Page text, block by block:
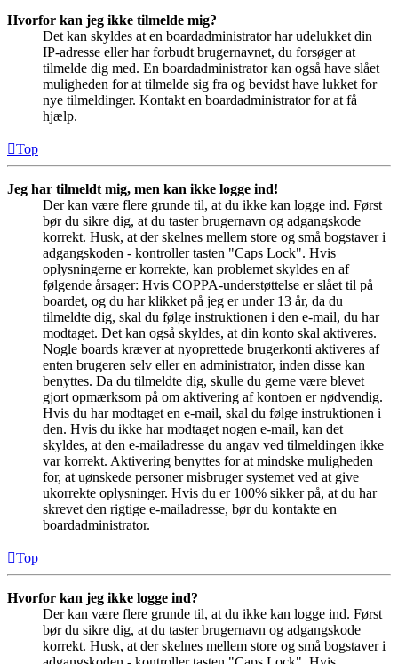
Hvorfor kan jeg ikke tilmelde mig?
Det kan skyldes at en boardadministrator har udelukket din
IP-adresse eller har forbudt brugernavnet, du forsøger at
tilmelde dig med. En boardadministrator kan også have slået
muligheden for at tilmelde sig fra og bevidst have lukket for
nye tilmeldinger. Kontakt en boardadministrator for at få
hjælp.
Top
Jeg har tilmeldt mig, men kan ikke logge ind!
Der kan være flere grunde til, at du ikke kan logge ind. Først
bør du sikre dig, at du taster brugernavn og adgangskode
korrekt. Husk, at der skelnes mellem store og små bogstaver i
adgangskoden - kontroller tasten "Caps Lock". Hvis
oplysningerne er korrekte, kan problemet skyldes en af
følgende årsager: Hvis COPPA-understøttelse er slået til på
boardet, og du har klikket på jeg er under 13 år, da du
tilmeldte dig, skal du følge instruktionen i den e-mail, du har
modtaget. Det kan også skyldes, at din konto skal aktiveres.
Nogle boards kræver at nyoprettede brugerkonti aktiveres af
enten brugeren selv eller en administrator, inden disse kan
benyttes. Da du tilmeldte dig, skulle du gerne være blevet
gjort opmærksom på om aktivering af kontoen er nødvendig.
Hvis du har modtaget en e-mail, skal du følge instruktionen i
den. Hvis du ikke har modtaget nogen e-mail, kan det
skyldes, at den e-mailadresse du angav ved tilmeldingen ikke
var korrekt. Aktivering benyttes for at mindske muligheden
for, at uønskede personer misbruger systemet ved at give
ukorrekte oplysninger. Hvis du er 100% sikker på, at du har
skrevet den rigtige e-mailadresse, bør du kontakte en
boardadministrator.
Top
Hvorfor kan jeg ikke logge ind?
Der kan være flere grunde til, at du ikke kan logge ind. Først
bør du sikre dig, at du taster brugernavn og adgangskode
korrekt. Husk, at der skelnes mellem store og små bogstaver i